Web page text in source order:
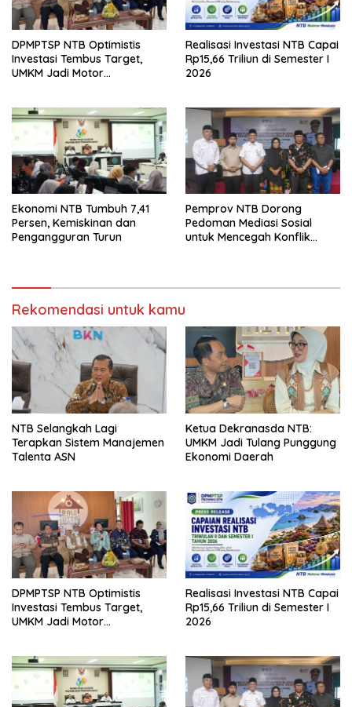
DPMPTSP NTB Optimistis
Investasi Tembus Target,
UMKM Jadi Motor
Realisasi Investasi NTB Capai
Rp15,66 Triliun di Semester I
2026
Ekonomi NTB Tumbuh 7,41
Persen, Kemiskinan dan
Pengangguran Turun
Pemprov NTB Dorong
Pedoman Mediasi Sosial
untuk Mencegah Konflik
Rekomendasi untuk kamu
NTB Selangkah Lagi
Terapkan Sistem Manajemen
Talenta ASN
Ketua Dekranasda NTB:
UMKM Jadi Tulang Punggung
Ekonomi Daerah
DPMPTSP NTB Optimistis
Investasi Tembus Target,
UMKM Jadi Motor
Realisasi Investasi NTB Capai
Rp15,66 Triliun di Semester I
2026